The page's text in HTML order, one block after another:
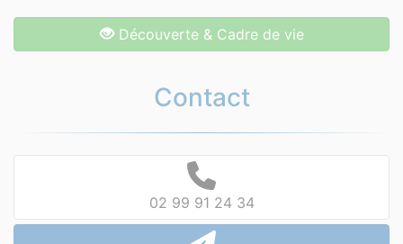
Découverte & Cadre de vie
Contact
02 99 91 24 34